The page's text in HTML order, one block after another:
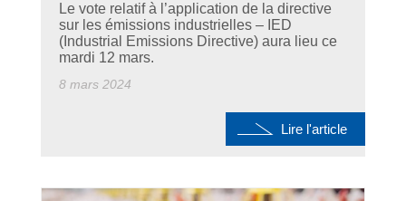
Le vote relatif à l’application de la directive
sur les émissions industrielles – IED
(Industrial Emissions Directive) aura lieu ce
mardi 12 mars.
8 mars 2024
Lire l'article